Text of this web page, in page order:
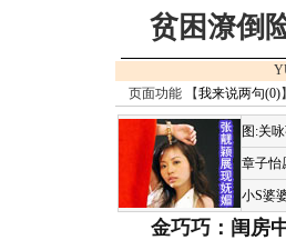
贫困潦倒
页面功能 【我来说两句(0)
图:关
章子怡
小S婆
金巧巧：闺房